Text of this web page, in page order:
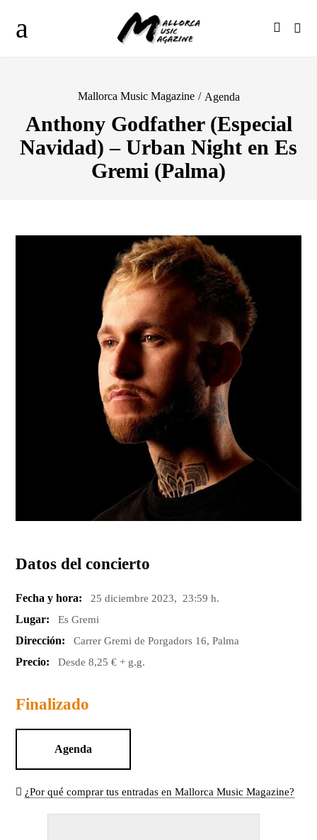
Mallorca Music Magazine / Agenda
Anthony Godfather (Especial
Navidad) – Urban Night en Es
Gremi (Palma)
Datos del concierto
Fecha y hora: 25 diciembre 2023, 23:59 h.
Lugar: Es Gremi
Dirección: Carrer Gremi de Porgadors 16, Palma
Precio: Desde 8,25 € + g.g.
Finalizado
Agenda
¿Por qué comprar tus entradas en Mallorca Music Magazine?